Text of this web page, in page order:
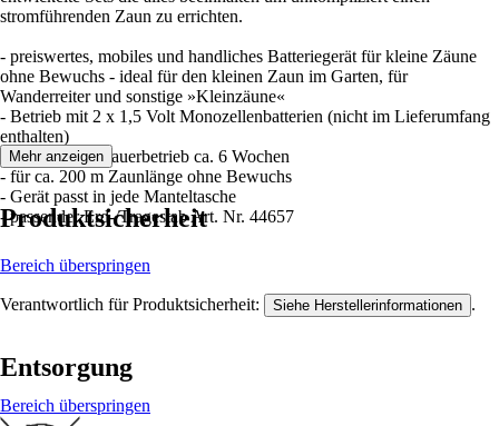
stromführenden Zaun zu errichten.
- preiswertes, mobiles und handliches Batteriegerät für kleine Zäune
ohne Bewuchs - ideal für den kleinen Zaun im Garten, für
Wanderreiter und sonstige »Kleinzäune«
- Betrieb mit 2 x 1,5 Volt Monozellenbatterien (nicht im Lieferumfang
enthalten)
- Laufzeit bei Dauerbetrieb ca. 6 Wochen
- für ca. 200 m Zaunlänge ohne Bewuchs
- Gerät passt in jede Manteltasche
- passender Erd-/Tragestab Art. Nr. 44657
Mehr anzeigen
Produktsicherheit
Bereich überspringen
Verantwortlich für Produktsicherheit: Siehe Herstellerinformationen .
Entsorgung
Bereich überspringen